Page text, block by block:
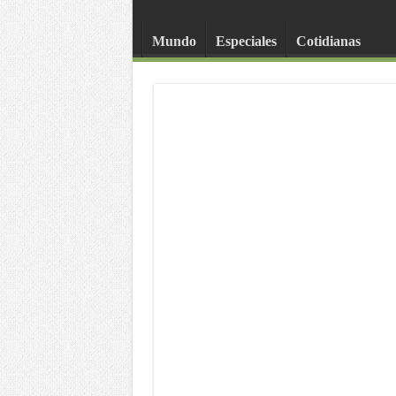
Mundo Especiales Cotidianas